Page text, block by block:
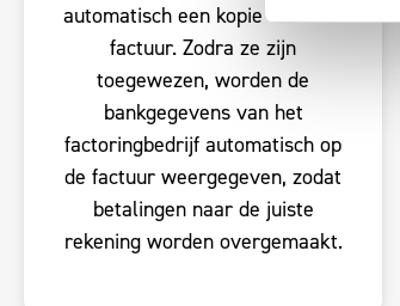
automatisch een kopie van elke
factuur. Zodra ze zijn
toegewezen, worden de
bankgegevens van het
factoringbedrijf automatisch op
de factuur weergegeven, zodat
betalingen naar de juiste
rekening worden overgemaakt.